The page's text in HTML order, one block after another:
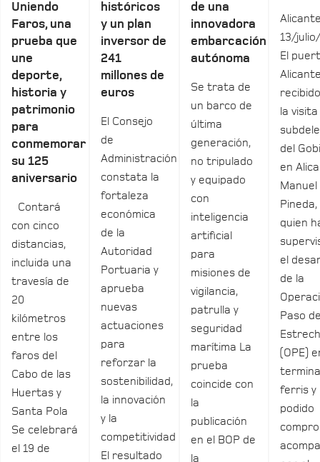
Uniendo
Faros, una
prueba que
une
deporte,
historia y
patrimonio
para
conmemorar
su 125
aniversario
Contará
con cinco
distancias,
incluida una
travesía de
20
kilómetros
entre los
faros del
Cabo de las
Huertas y
Santa Pola
Se celebrará
el 19 de
históricos
y un plan
inversor de
241
millones de
euros
El Consejo
de
Administración
constata la
fortaleza
económica
de la
Autoridad
Portuaria y
aprueba
nuevas
actuaciones
para
reforzar la
sostenibilidad,
la innovación
y la
competitividad
El resultado
de una
innovadora
embarcación
autónoma
Se trata de
un barco de
última
generación,
no tripulado
y equipado
con
inteligencia
artificial
para
misiones de
vigilancia,
patrulla y
seguridad
marítima La
prueba
coincide con
la
publicación
en el BOP de
la
13/
El
la
del
en
Manuel
Pineda,
quien
el
de la
Paso
(OPE)
ferris y
podido